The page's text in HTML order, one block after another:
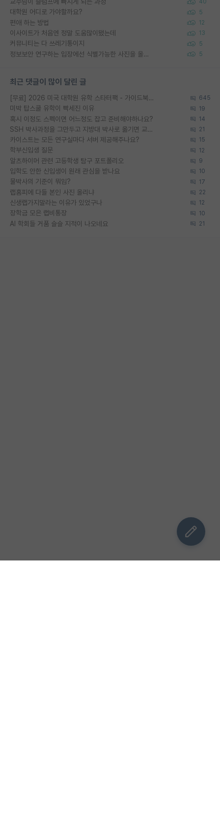
40
대학원 어디로 가야할까요? 5
편애 하는 방법 12
이사이트가 처음엔 정말 도움많이됐는데 13
커뮤니티는 다 쓰레기통이지 5
정보보안 연구하는 입장에선 식별가능한 사진을 올리는건 비추이긴함 5
최근 댓글이 많이 달린 글
[무료] 2026 미국 대학원 유학 스타터팩 - 가이드북 & 합격자 컨택메일 템플릿 645
미박 탑스쿨 유학이 빡세진 이유 19
혹시 이정도 스펙이면 어느정도 잡고 준비해야하나요? 14
SSH 박사과정을 그만두고 지방대 박사로 옮기면 교수의 꿈은 끝일까요? 21
카이스트는 모든 연구실마다 서버 제공해주나요? 15
학부신입생 질문 12
알츠하이머 관련 고등학생 탐구 포트폴리오 9
입학도 안한 신입생이 원래 관심을 받나요 10
물박사의 기준이 뭐임? 17
랩홈피에 다들 본인 사진 올리냐 22
신생랩가지말라는 이유가 있었구나 12
장학금 모은 랩비통장 10
AI 학회들 거품 슬슬 지적이 나오네요 21